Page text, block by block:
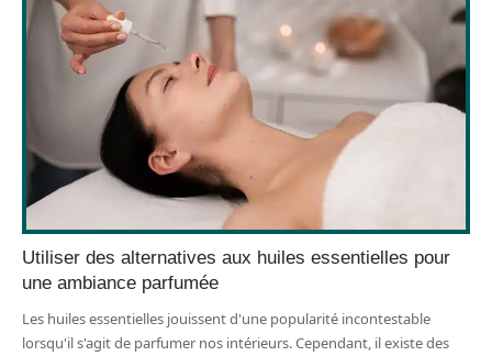
Utiliser des alternatives aux huiles essentielles pour
une ambiance parfumée
Les huiles essentielles jouissent d'une popularité incontestable
lorsqu'il s'agit de parfumer nos intérieurs. Cependant, il existe des